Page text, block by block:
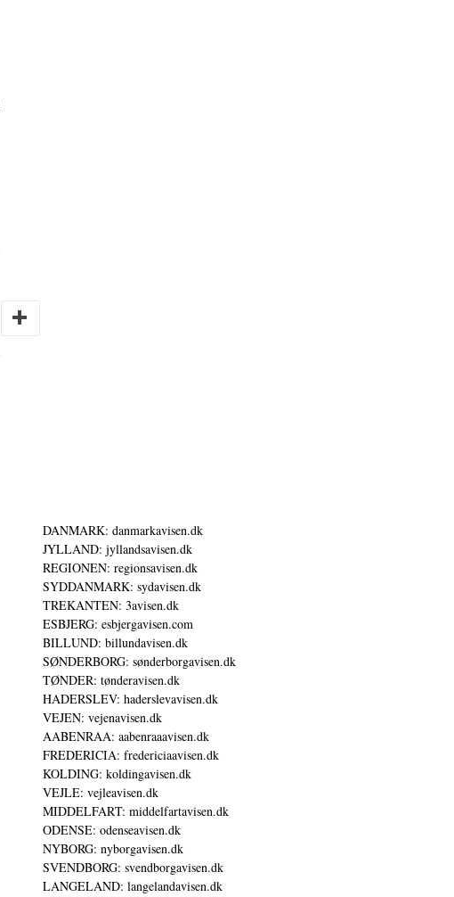
DANMARK: danmarkavisen.dk
JYLLAND: jyllandsavisen.dk
REGIONEN: regionsavisen.dk
SYDDANMARK: sydavisen.dk
TREKANTEN: 3avisen.dk
ESBJERG: esbjergavisen.com
BILLUND: billundavisen.dk
SØNDERBORG: sønderborgavisen.dk
TØNDER: tønderavisen.dk
HADERSLEV: haderslevavisen.dk
VEJEN: vejenavisen.dk
AABENRAA: aabenraaavisen.dk
FREDERICIA: fredericiaavisen.dk
KOLDING: koldingavisen.dk
VEJLE: vejleavisen.dk
MIDDELFART: middelfartavisen.dk
ODENSE: odenseavisen.dk
NYBORG: nyborgavisen.dk
SVENDBORG: svendborgavisen.dk
LANGELAND: langelandavisen.dk